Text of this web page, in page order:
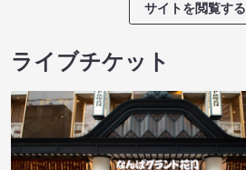
サイトを閲覧する
ライブチケット